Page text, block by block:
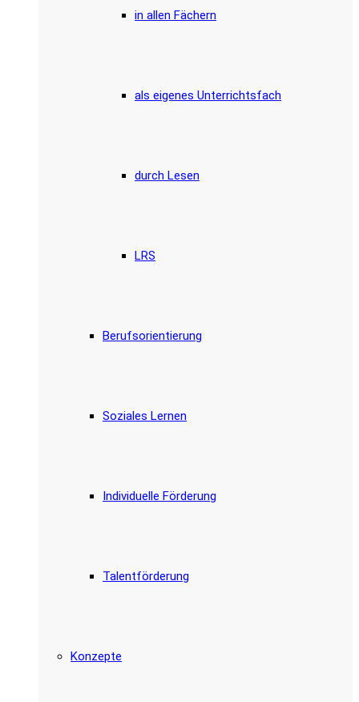
in allen Fächern
als eigenes Unterrichtsfach
durch Lesen
LRS
Berufsorientierung
Soziales Lernen
Individuelle Förderung
Talentförderung
Konzepte